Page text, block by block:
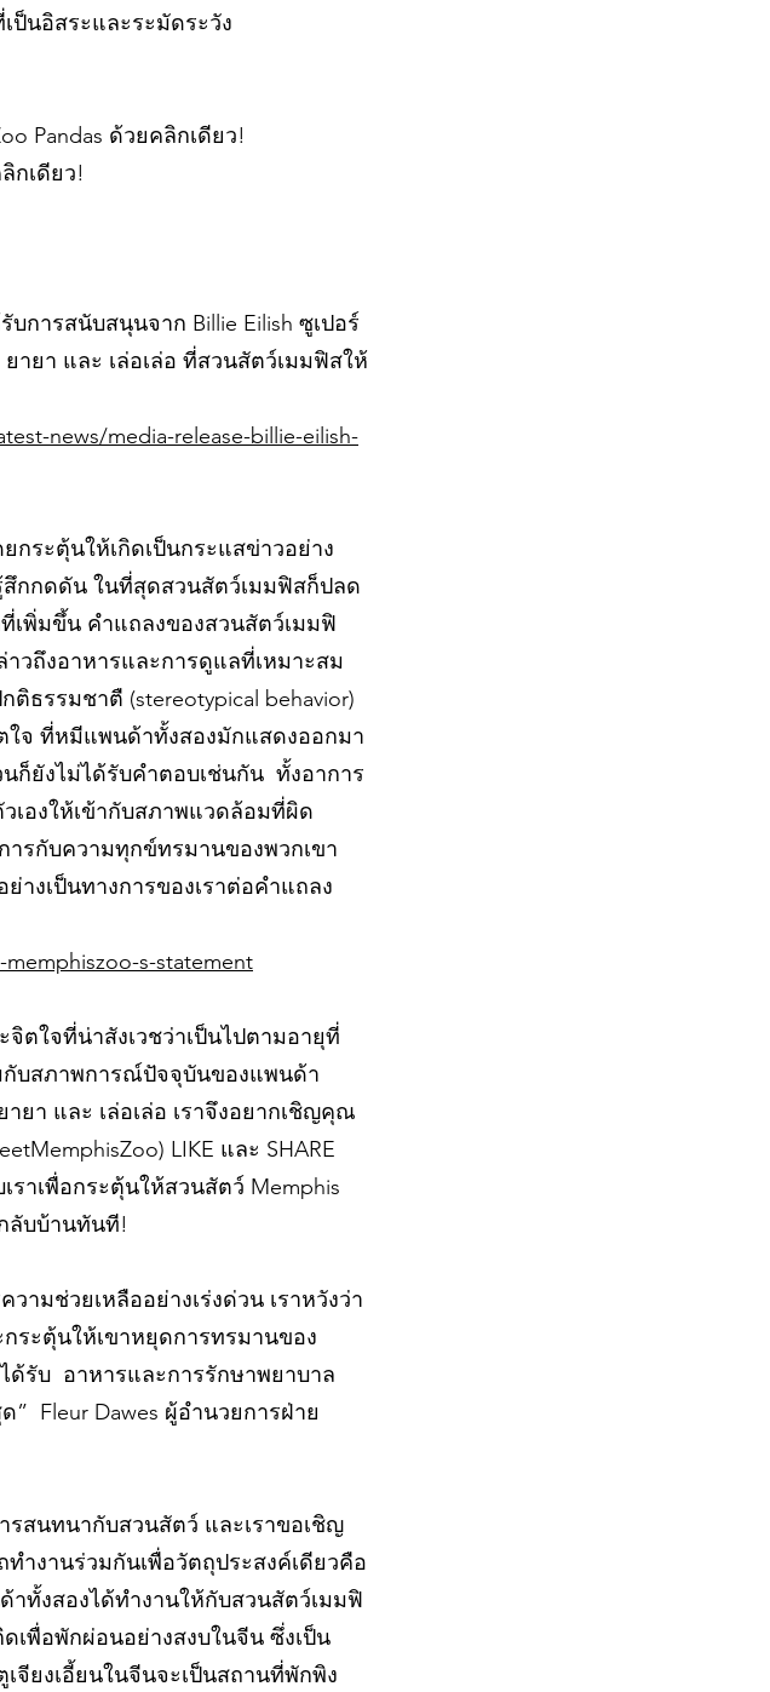
นอิสระและระมัดระวัง
Pandas ด้วยคลิกเดียว!
กเดียว!
บการสนับสนุนจาก Billie Eilish ซูเปอร์
ยา และ เล่อเล่อ ที่สวนสัตว์เมมฟิสให้
news/media-release-billie-eilish-
กระตุ้นให้เกิดเป็นกระแสข่าวอย่าง
สึกกดดัน ในที่สุดสวนสัตว์เมมฟิสก็ปลด
เพิ่มขึ้น คำแถลงของสวนสัตว์เมมฟิ
วถึงอาหารและการดูแลที่เหมาะสม
รรมชาตื (stereotypical behavior)
ใจ ที่หมีแพนด้าทั้งสองมักแสดงออกมา
ก็ยังไม่ได้รับคำตอบเช่นกัน ทั้งอาการ
องให้เข้ากับสภาพแวดล้อมที่ผิด
รกับความทุกข์ทรมานของพวกเขา
างเป็นทางการของเราต่อคำแถลง
s-statement
ตใจที่น่าสังเวชว่าเป็นไปตามอายุที่
บสภาพการณ์ปัจจุบันของแพนด้า
ยา และ เล่อเล่อ เราจึงอยากเชิญคุณ
LIKE และ SHARE
ราเพื่อกระตุ้นให้สวนสัตว์ Memphis
ลับบ้านทันที!
ามช่วยเหลืออย่างเร่งด่วน เราหวังว่า
ระตุ้นให้เขาหยุดการทรมานของ
ด้รับ อาหารและการรักษาพยาบาล
Fleur Dawes ผู้อำนวยการฝ่าย
ารสนทนากับสวนสัตว์ และเราขอเชิญ
ำงานร่วมกันเพื่อวัตถุประสงค์เดียวคือ
าทั้งสองได้ทำงานให้กับสวนสัตว์เมมฟิ
เพื่อพักผ่อนอย่างสงบในจีน ซึ่งเป็น
จียงเอี้ยนในจีนจะเป็นสถานที่พักพิง